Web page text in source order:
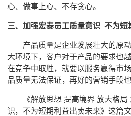
心、做事上心、不存贪心。
三、加强宏泰员工质量意识 不为短
产品质量是企业发展壮大的原
大环境下，客户对于产品的要求也
在竞争中取胜，就要以服务赢得市
品质量无法保证，再好的营销手段也
《解放思想 提高境界 放大格
识，不为短期利益出卖未来》这篇